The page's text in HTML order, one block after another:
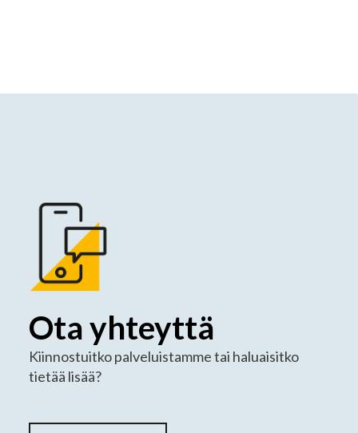
Ota yhteyttä
Kiinnostuitko palveluistamme tai haluaisitko
tietää lisää?